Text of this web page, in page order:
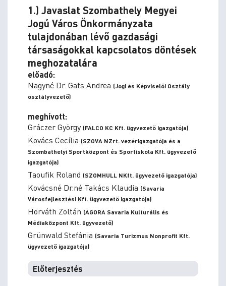
1.) Javaslat Szombathely Megyei
Jogú Város Önkormányzata
tulajdonában lévő gazdasági
társaságokkal kapcsolatos döntések
meghozatalára
előadó:
Nagyné Dr. Gats Andrea (Jogi és Képviselői Osztály
osztályvezető)
meghívott:
Gráczer György (FALCO KC Kft. ügyvezető igazgatója)
Kovács Cecília (SZOVA NZrt. vezérigazgatója és a
Szombathelyi Sportközpont és Sportiskola Kft. ügyvezető
igazgatója)
Taoufik Roland (SZOMHULL NKft. ügyvezető igazgatója)
Kovácsné Dr.né Takács Klaudia (Savaria
Városfejlesztési Kft. ügyvezető igazgatója)
Horváth Zoltán (AGORA Savaria Kulturális és
Médiaközpont Kft. ügyvezető)
Grünwald Stefánia (Savaria Turizmus Nonprofit Kft.
ügyvezető igazgatója)
Előterjesztés